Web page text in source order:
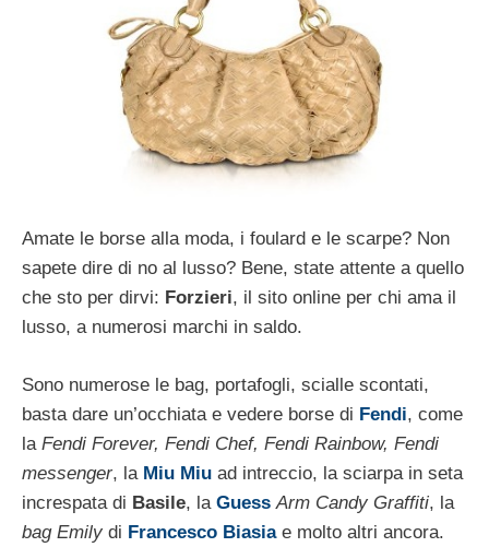
Amate le borse alla moda, i foulard e le scarpe? Non
sapete dire di no al lusso? Bene, state attente a quello
che sto per dirvi: Forzieri, il sito online per chi ama il
lusso, a numerosi marchi in saldo.
Sono numerose le bag, portafogli, scialle scontati,
basta dare un’occhiata e vedere borse di Fendi, come
la Fendi Forever, Fendi Chef, Fendi Rainbow, Fendi
messenger, la Miu Miu ad intreccio, la sciarpa in seta
increspata di Basile, la Guess Arm Candy Graffiti, la
bag Emily di Francesco Biasiae molto altri ancora.